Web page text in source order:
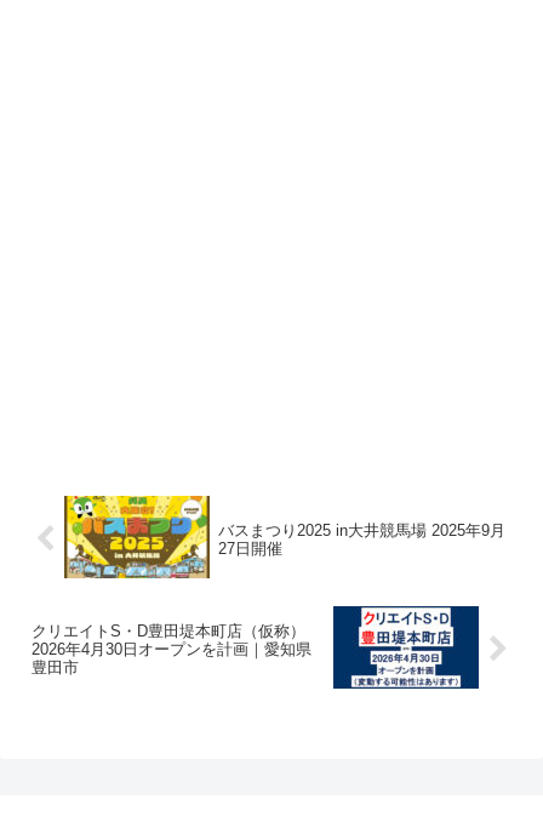
バスまつり2025 in大井競馬場 2025年9月
27日開催
クリエイトS・D豊田堤本町店（仮称）
2026年4月30日オープンを計画｜愛知県
豊田市